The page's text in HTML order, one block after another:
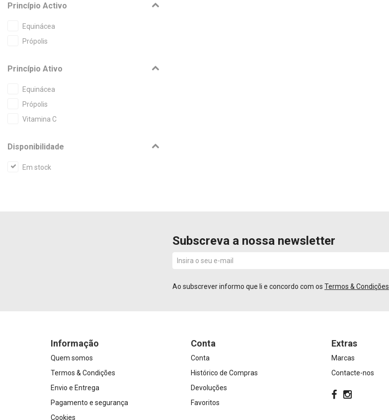
Princípio Activo
Equinácea
Própolis
Princípio Ativo
Equinácea
Própolis
Vitamina C
Disponibilidade
Em stock
Subscreva a nossa newsletter
Ao subscrever informo que li e concordo com os Termos & Condições
Informação
Quem somos
Termos & Condições
Envio e Entrega
Pagamento e segurança
Cookies
Conta
Conta
Histórico de Compras
Devoluções
Favoritos
Extras
Marcas
Contacte-nos